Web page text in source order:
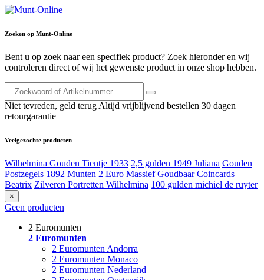
Zoeken op Munt-Online
Bent u op zoek naar een specifiek product? Zoek hieronder en wij
controleren direct of wij het gewenste product in onze shop hebben.
Niet tevreden, geld terug Altijd vrijblijvend bestellen 30 dagen
retourgarantie
Veelgezochte producten
Wilhelmina Gouden Tientje 1933 2,5 gulden 1949 Juliana Gouden
Postzegels 1892 Munten 2 Euro Massief Goudbaar Coincards
Beatrix Zilveren Portretten Wilhelmina 100 gulden michiel de ruyter
×
Geen producten
2 Euromunten
2 Euromunten
2 Euromunten Andorra
2 Euromunten Monaco
2 Euromunten Nederland